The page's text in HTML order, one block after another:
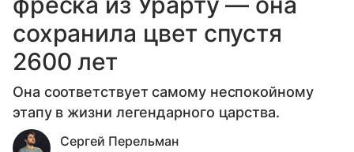
сохранила цвет спустя
2600 лет
Она соответствует самому неспокойному
этапу в жизни легендарного царства.
Сергей Перельман